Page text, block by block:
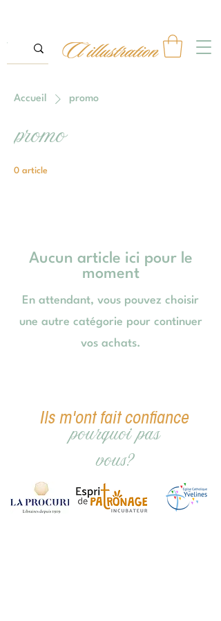
Accueil promo
promo
0 article
Aucun article ici pour le
moment
En attendant, vous pouvez choisir
une autre catégorie pour continuer
vos achats.
Ils m'ont fait confiance
pourquoi pas
vous?